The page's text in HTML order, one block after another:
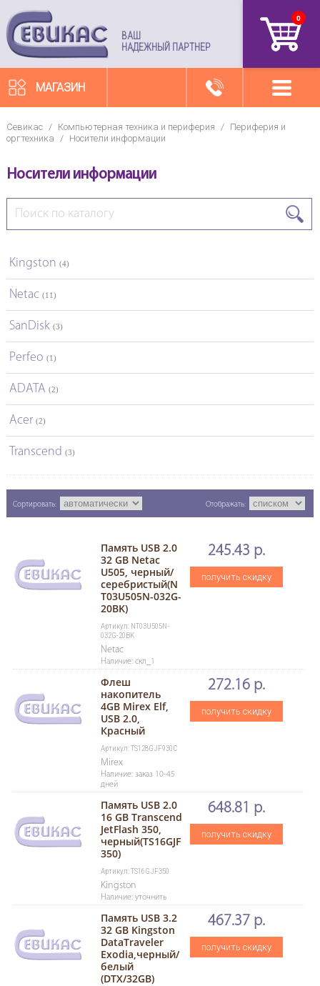
ВАШ
НАДЕЖНЫЙ ПАРТНЕР
0
МАГАЗИН
Севикас / Компьютерная техника и периферия /
Периферия и
оргтехника / Носители информации
Носители информации
Kingston(4)
Netac(11)
SanDisk(3)
Perfeo(1)
ADATA(2)
Acer(2)
Transcend(3)
Сортировать: Отображать:
Память USB 2.0
32 GB Netac
U505, черный/
серебристый(N
T03U505N-032G-
20BK)
Артикул: NT03U505N-
032G-20BK
Netac
Наличие: скл_1
245.43 р.
получить скидку
Флеш
накопитель
4GB Mirex Elf,
USB 2.0,
Красный
Артикул: TS128GJF930C
Mirex
Наличие: заказ 10-45
дней
272.16 р.
получить скидку
Память USB 2.0
16 GB Transcend
JetFlash 350,
черный(TS16GJF
350)
Артикул: TS16GJF350
Kingston
Наличие: уточнить
648.81 р.
получить скидку
Память USB 3.2
32 GB Kingston
DataTraveler
Exodia,черный/
белый
(DTX/32GB)
467.37 р.
получить скидку